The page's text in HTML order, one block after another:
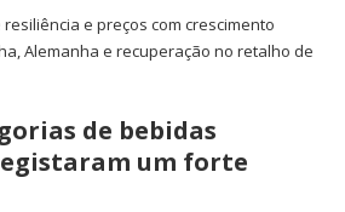
resiliência e preços com crescimento
Alemanha e recuperação no retalho de
de bebidas
um forte